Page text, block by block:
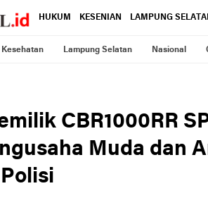
HUKUM KESENIAN LAMPUNG
Kesehatan Lampung Selatan Nasional
CBR1000RR
Muda dan